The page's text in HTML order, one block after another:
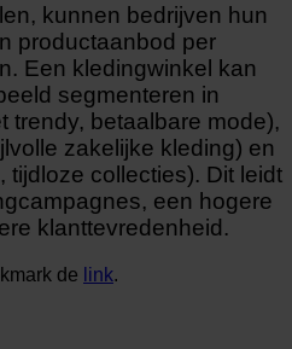
kunnen bedrijven hun
productaanbod per
Een kledingwinkel kan
segmenteren in
trendy, betaalbare mode),
zakelijke kleding) en
tijdloze collecties). Dit leidt
een hogere
klanttevredenheid.
de link.